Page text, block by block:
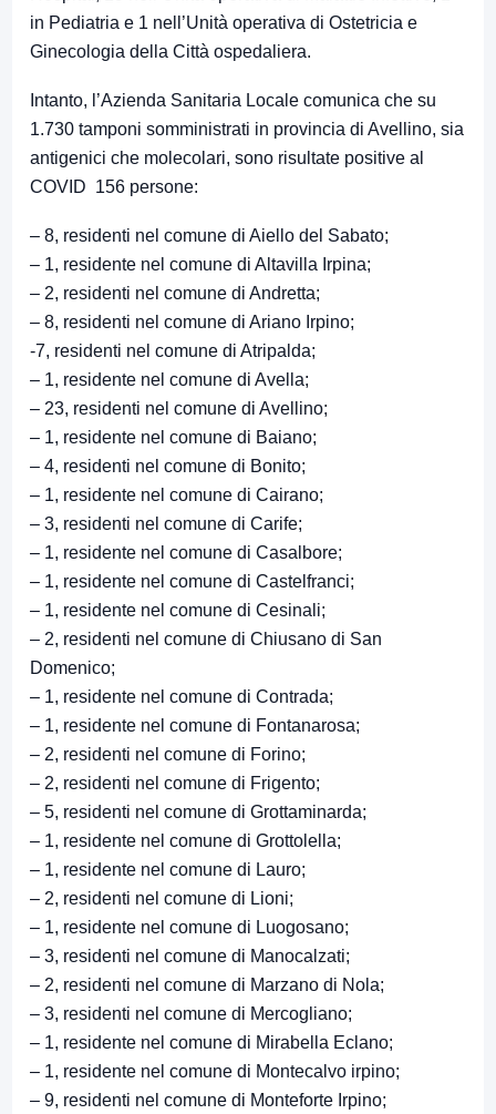
in Pediatria e 1 nell’Unità operativa di Ostetricia e
Ginecologia della Città ospedaliera.
Intanto, l’Azienda Sanitaria Locale comunica che su
1.730 tamponi somministrati in provincia di Avellino, sia
antigenici che molecolari, sono risultate positive al
COVID 156 persone:
– 8, residenti nel comune di Aiello del Sabato;
– 1, residente nel comune di Altavilla Irpina;
– 2, residenti nel comune di Andretta;
– 8, residenti nel comune di Ariano Irpino;
-7, residenti nel comune di Atripalda;
– 1, residente nel comune di Avella;
– 23, residenti nel comune di Avellino;
– 1, residente nel comune di Baiano;
– 4, residenti nel comune di Bonito;
– 1, residente nel comune di Cairano;
– 3, residenti nel comune di Carife;
– 1, residente nel comune di Casalbore;
– 1, residente nel comune di Castelfranci;
– 1, residente nel comune di Cesinali;
– 2, residenti nel comune di Chiusano di San
Domenico;
– 1, residente nel comune di Contrada;
– 1, residente nel comune di Fontanarosa;
– 2, residenti nel comune di Forino;
– 2, residenti nel comune di Frigento;
– 5, residenti nel comune di Grottaminarda;
– 1, residente nel comune di Grottolella;
– 1, residente nel comune di Lauro;
– 2, residenti nel comune di Lioni;
– 1, residente nel comune di Luogosano;
– 3, residenti nel comune di Manocalzati;
– 2, residenti nel comune di Marzano di Nola;
– 3, residenti nel comune di Mercogliano;
– 1, residente nel comune di Mirabella Eclano;
– 1, residente nel comune di Montecalvo irpino;
– 9, residenti nel comune di Monteforte Irpino;